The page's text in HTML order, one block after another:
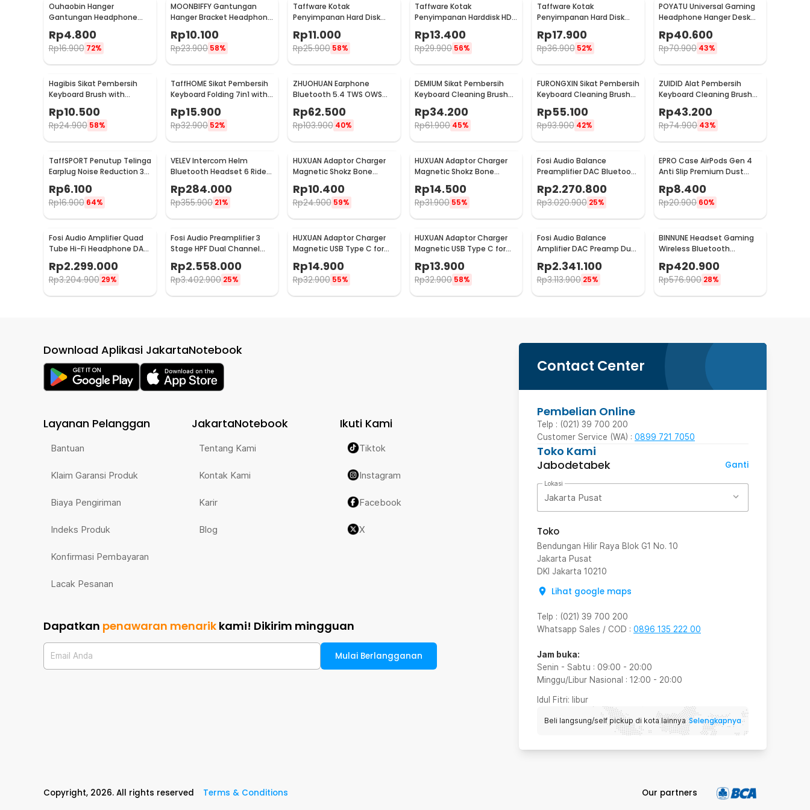
Ouhaobin Hanger
Gantungan Headphone
Earphone - C810
Rp4.800
Rp16.900 72%
MOONBIFFY Gantungan
Hanger Bracket Headphone
Rp10.100
Rp23.900 58%
Taffware Kotak
Penyimpanan Hard Disk
C6963
Rp11.000
Rp25.900 58%
Taffware Kotak
Penyimpanan Harddisk HDD
Protective EVA Case 2.5
Inch - C6962
Rp13.400
Rp29.900 56%
Taffware Kotak
Penyimpanan Hard Disk
2.5 Inch - C6961
Rp17.900
Rp36.900 52%
POYATU Universal Gaming
Headphone Hanger Desk
Mount - GPYT-891
Rp40.600
Rp70.900 43%
Hagibis Sikat Pembersih
Keyboard Brush with
CB01
Rp10.500
Rp24.900 58%
TaffHOME Sikat Pembersih
Keyboard Folding 7in1 with
Rp15.900
Rp32.900 52%
ZHUOHUAN Earphone
Bluetooth 5.4 TWS OWS
Open Ear Clip HiFi Surround
- JS352
Rp62.500
Rp103.900 40%
DEMIUM Sikat Pembersih
Keyboard Cleaning Brush
8in1 with Liquid - Q8
Rp34.200
Rp61.900 45%
FURONGXIN Sikat Pembersih
Keyboard Cleaning Brush
Rp55.100
Rp93.900 42%
ZUIDID Alat Pembersih
Keyboard Cleaning Brush
18in1 - Q10
Rp43.200
Rp74.900 43%
TaffSPORT Penutup Telinga
Earplug Noise Reduction 3
Layer - VO70
Rp6.100
Rp16.900 64%
VELEV Intercom Helm
Bluetooth Headset 6 Riders
Call IPX6 1000mAh - D2-6X
Rp284.000
Rp355.900 21%
HUXUAN Adaptor Charger
Magnetic Shokz Bone
MidBend Lightning - SY-ZW
Rp10.400
Rp24.900 59%
HUXUAN Adaptor Charger
Magnetic Shokz Bone
MidBend USB Type C - SY-
ZW
Rp14.500
Rp31.900 55%
Fosi Audio Balance
Preamplifier DAC Bluetooth
5.0 12V OLED Display - ZD3
Rp2.270.800
Rp3.020.900 25%
EPRO Case AirPods Gen 4
Anti Slip Premium Dust
Proof - E003
Rp8.400
Rp20.900 60%
Fosi Audio Amplifier Quad
Tube Hi-Fi Headphone DAC
Rp2.299.000
Rp3.204.900 29%
Fosi Audio Preamplifier 3
Stage HPF Dual Channel
Preamp with Remote - ZP3
Rp2.558.000
Rp3.402.900 25%
HUXUAN Adaptor Charger
Magnetic USB Type C for
Pin - HX11
Rp14.900
Rp32.900 55%
HUXUAN Adaptor Charger
Magnetic USB Type C for
Shokz Bone Conduction 4
Pin - HX11
Rp13.900
Rp32.900 58%
Fosi Audio Balance
Amplifier DAC Preamp Dual
Channel 12V LCD Display -
ZH3
Rp2.341.100
Rp3.113.900 25%
BINNUNE Headset Gaming
Wireless Bluetooth
BW06-BT
Rp420.900
Rp576.900 28%
Contact Center
Pembelian Online
Telp : (021) 39 700 200
Customer Service (WA) : 0899 721 7050
Toko Kami
Jabodetabek
Ganti
Lokasi
Jakarta Pusat
Toko
Bendungan Hilir Raya Blok G1 No. 10
Jakarta Pusat
DKI Jakarta 10210
Lihat google maps
Telp : (021) 39 700 200
Whatsapp Sales / COD : 0896 135 222 00
Jam buka:
Senin - Sabtu : 09:00 - 20:00
Minggu/Libur Nasional : 12:00 - 20:00
Idul Fitri: libur
Beli langsung/self pickup di kota lainnya Selengkapnya
Download Aplikasi JakartaNotebook
Layanan Pelanggan
Bantuan
Klaim Garansi Produk
Biaya Pengiriman
Indeks Produk
Konfirmasi Pembayaran
Lacak Pesanan
JakartaNotebook
Tentang Kami
Kontak Kami
Karir
Blog
Ikuti Kami
Tiktok
Instagram
Facebook
X
Dapatkan penawaran menarik kami! Dikirim mingguan
Email Anda Mulai Berlangganan
Copyright, 2026. All rights reserved Terms & Conditions Our partners